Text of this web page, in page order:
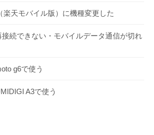
楽天モバイル版）に機種変更した
接続できない・モバイルデータ通信が切れ
g6で使う
A3で使う